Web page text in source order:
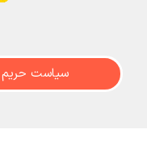
سیاست